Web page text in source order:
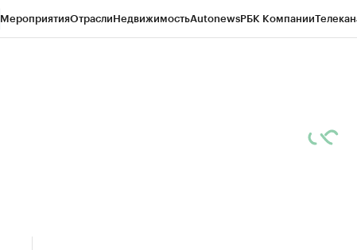
МероприятияОтраслиНедвижимостьAutonewsРБК Компании